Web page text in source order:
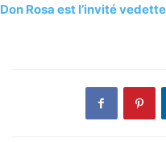
Don Rosa est l’invité